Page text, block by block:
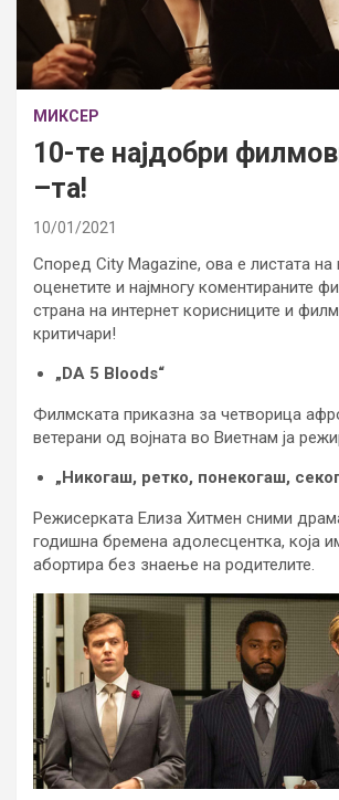
МИКСЕР
10-те најдобри
–та!
10/01/2021
Според City Magazine, ова е листата на
оценетите и најмногу коментираните
страна на интернет корисниците и
критичари!
„DA 5 Bloods“
Филмската приказна за четворица
ветерани од војната во Виетнам ја
„Никогаш, ретко, понекогаш,
Режисерката Елиза Хитмен сними
годишна бремена адолесцентка, која
абортира без знаење на родителите.